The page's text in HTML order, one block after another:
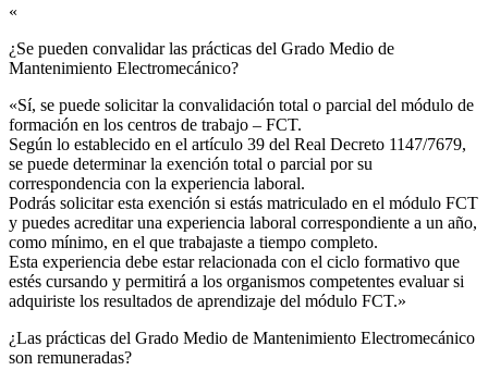
«
¿Se pueden convalidar las prácticas del Grado Medio de
Mantenimiento Electromecánico?​
«Sí, se puede solicitar la convalidación total o parcial del módulo de
formación en los centros de trabajo – FCT.
Según lo establecido en el artículo 39 del Real Decreto 1147/7679,
se puede determinar la exención total o parcial por su
correspondencia con la experiencia laboral.
Podrás solicitar esta exención si estás matriculado en el módulo FCT
y puedes acreditar una experiencia laboral correspondiente a un año,
como mínimo, en el que trabajaste a tiempo completo.
Esta experiencia debe estar relacionada con el ciclo formativo que
estés cursando y permitirá a los organismos competentes evaluar si
adquiriste los resultados de aprendizaje del módulo FCT.»
¿Las prácticas del Grado Medio de Mantenimiento Electromecánico
son remuneradas?​